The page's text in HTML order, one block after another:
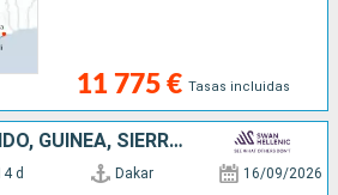
11 775 € Tasas incluidas
SENEGAL, REINO UNIDO, GUINEA, SIERRA LEON, COSTA DE MARFIL, SUDAFRICA, GHANA
d Dakar 16/09/2026